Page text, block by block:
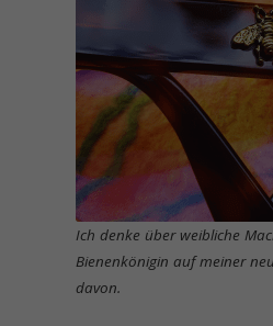
Ich denke über weibliche
Bienenkönigin auf meiner
davon.